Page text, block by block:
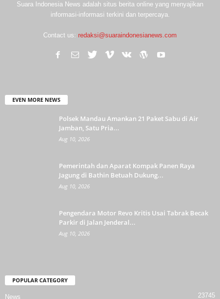
Suara Indonesia News adalah situs berita online yang menyajikan
informasi-informasi terkini dan terpercaya.
Contact us: redaksi@suaraindonesianews.com
EVEN MORE NEWS
Polsek Mandau Amankan 21 Paket Sabu di Air
Jamban, Satu Pria...
Aug 10, 2026
Pemerintah dan Aparat Kompak Panen Raya
Jagung di Bathin Betuah Dukung...
Aug 10, 2026
Pengendara Motor Revo Kritis Usai Tabrak Becak
Parkir di Jalan Jenderal...
Aug 10, 2026
POPULAR CATEGORY
News 23745